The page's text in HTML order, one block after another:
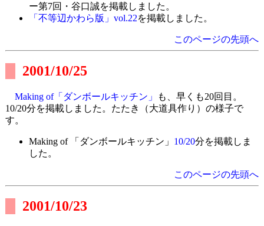
ー第7回・谷口誠を掲載しました。
「不等辺かわら版」vol.22を掲載しました。
このページの先頭へ
2001/10/25
Making of「ダンボールキッチン」
も、早くも20回目。
10/20分を掲載しました。たたき（大道具作り）の様子で
す。
Making of 「ダンボールキッチン」 10/20分を掲載しま
した。
このページの先頭へ
2001/10/23